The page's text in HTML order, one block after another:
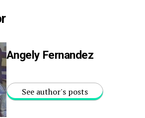
Angely Fernandez
See author's posts